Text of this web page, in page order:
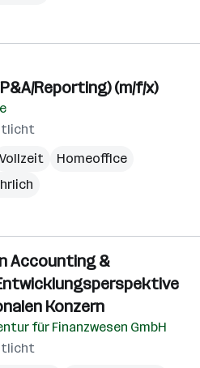
Reporting) (m/f/x)
Vollzeit
Homeoffice
Accounting &
Konzern
für Finanzwesen GmbH